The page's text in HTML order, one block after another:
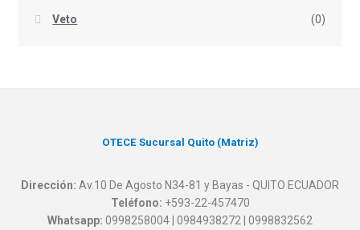
Veto (0)
OTECE Sucursal Quito (Matriz)
Dirección: Av.10 De Agosto N34-81 y Bayas - QUITO ECUADOR
Teléfono: +593-22-457470
Whatsapp: 0998258004 | 0984938272 | 0998832562